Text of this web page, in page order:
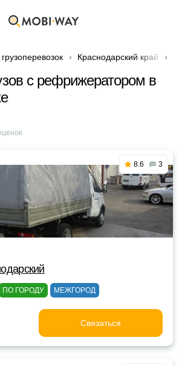
Краснодарский край
с рефрижератором в
8.6 3
ПО ГОРОДУ МЕЖГОРОД
Связаться